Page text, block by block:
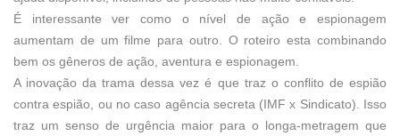
É interessante ver como o nível de ação e espionagem
aumentam de um filme para outro. O roteiro esta combinando
bem os gêneros de ação, aventura e espionagem.
A inovação da trama dessa vez é que traz o conflito de espião
contra espião, ou no caso agência secreta (IMF x Sindicato). Isso
traz um senso de urgência maior para o longa-metragem que